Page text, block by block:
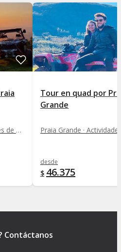
Praia Grande · Actividades de motor
Tour en quad por
Grande
desde
$ 46.375
Contáctanos